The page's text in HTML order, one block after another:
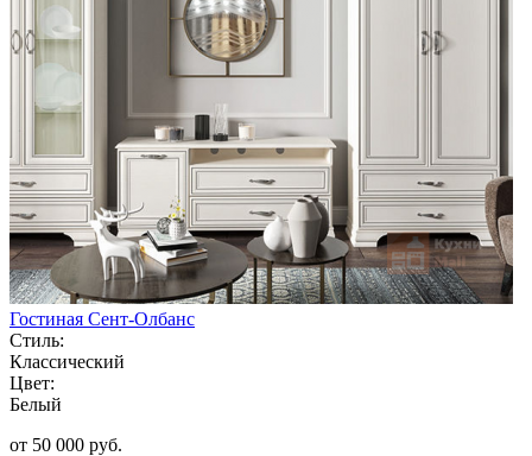
Гостиная Сент-Олбанс
Стиль:
Классический
Цвет:
Белый
от 50 000 руб.